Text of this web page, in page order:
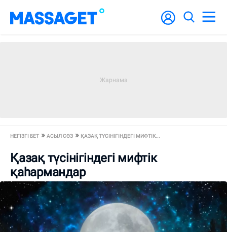
НЕГІЗГІ БЕТ АСЫЛ СӨЗ ҚАЗАҚ ТҮСІНІГІНДЕГІ МИФТІК...
Қазақ түсінігіндегі мифтік
қаһармандар